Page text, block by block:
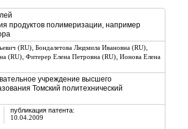
продуктов полимеризации, например
(RU), Бондалетова Людмила Ивановна (RU),
(RU), Фитерер Елена Петровна (RU), Ионова Елена
учреждение высшего
Томский политехнический
публикация патента:
10.04.2009